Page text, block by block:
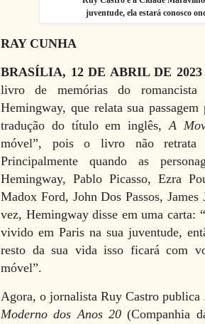
juventude, ela estará conosco
RAY CUNHA
BRASÍLIA, 12 DE ABRIL DE
livro de memórias do romancista
Hemingway, que relata sua
tradução do título em inglês, A
móvel”, pois o livro não retrata
Principalmente quando as
Hemingway, Pablo Picasso, Ezra
Madox Ford, John Dos Passos,
vez, Hemingway disse em uma carta:
vivido em Paris na sua juventude,
resto da sua vida isso ficará com
móvel”.
Agora, o jornalista Ruy Castro publica
Moderno dos Anos 20 (Companhia